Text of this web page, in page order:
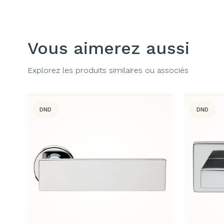
Vous aimerez aussi
Explorez les produits similaires ou associés
DND DND